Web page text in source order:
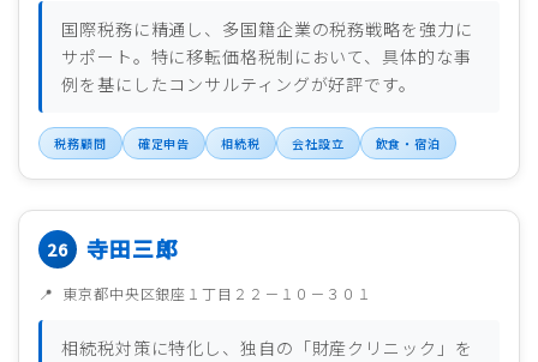
国際税務に精通し、多国籍企業の税務戦略を強力に
サポート。特に移転価格税制において、具体的な事
例を基にしたコンサルティングが好評です。
税務顧問 確定申告 相続税 会社設立 飲食・宿泊
寺田三郎
東京都中央区銀座１丁目２２－１０－３０１
相続税対策に特化し、独自の「財産クリニック」を